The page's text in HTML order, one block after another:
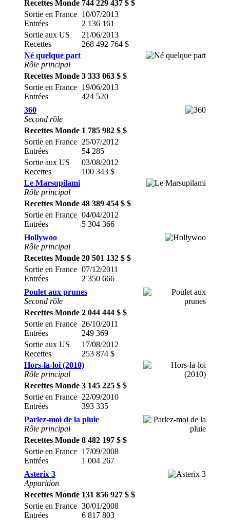
Recettes Monde 744 229 437 $ $
Sortie en France
Entrées
10/07/2013
2 136 161
Sortie aux US
Recettes
21/06/2013
268 492 764 $
Né quelque part
Rôle principal
Recettes Monde 3 333 063 $ $
Sortie en France
Entrées
19/06/2013
424 520
360
Second rôle
Recettes Monde 1 785 982 $ $
Sortie en France
Entrées
25/07/2012
54 285
Sortie aux US
Recettes
03/08/2012
100 343 $
Le Marsupilami
Rôle principal
Recettes Monde 48 389 454 $ $
Sortie en France
Entrées
04/04/2012
5 304 366
Hollywoo
Rôle principal
Recettes Monde 20 501 132 $ $
Sortie en France
Entrées
07/12/2011
2 350 666
Poulet aux prunes
Second rôle
Recettes Monde 2 044 444 $ $
Sortie en France
Entrées
26/10/2011
249 369
Sortie aux US
Recettes
17/08/2012
253 874 $
Hors-la-loi (2010)
Rôle principal
Recettes Monde 3 145 225 $ $
Sortie en France
Entrées
22/09/2010
393 335
Parlez-moi de la pluie
Rôle principal
Recettes Monde 8 482 197 $ $
Sortie en France
Entrées
17/09/2008
1 004 267
Asterix 3
Apparition
Recettes Monde 131 856 927 $ $
Sortie en France
Entrées
30/01/2008
6 817 803